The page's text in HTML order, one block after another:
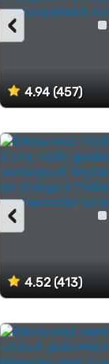
4.94 (457)
‹
4.52 (413)
‹